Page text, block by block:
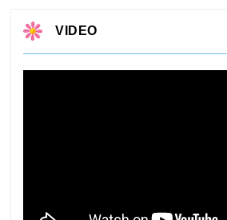
VIDEO